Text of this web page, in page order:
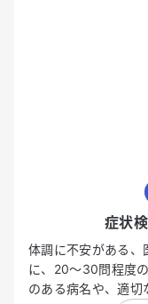
症状
体調に不安がある、
に、20〜30問程度
のある病名や、適切